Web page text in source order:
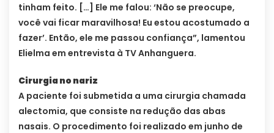
tinham feito. […] Ele me falou: ‘Não se preocupe,
você vai ficar maravilhosa! Eu estou acostumado a
fazer’. Então, ele me passou confiança”, lamentou
Elielma em entrevista à TV Anhanguera.
Cirurgia no nariz
A paciente foi submetida a uma cirurgia chamada
alectomia, que consiste na redução das abas
nasais. O procedimento foi realizado em junho de